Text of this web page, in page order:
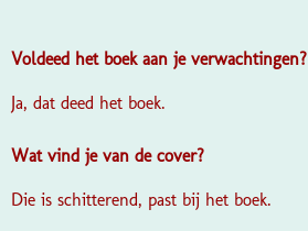
Voldeed het boek aan je verwachtingen?
Ja, dat deed het boek.
Wat vind je van de cover?
Die is schitterend, past bij het boek.